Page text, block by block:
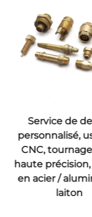
Service de
personnalisé,
CNC,
haute
en acier /
laiton